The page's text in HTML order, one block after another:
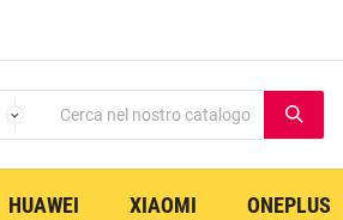
HUAWEI XIAOMI ONEPLUS